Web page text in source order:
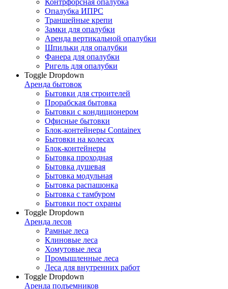
Контрфорсная опалубка
Опалубка ИПРС
Траншейные крепи
Замки для опалубки
Аренда вертикальной опалубки
Шпильки для опалубки
Фанера для опалубки
Ригель для опалубки
Toggle Dropdown
Аренда бытовок
Бытовки для строителей
Прорабская бытовка
Бытовки с кондиционером
Офисные бытовки
Блок-контейнеры Containex
Бытовки на колесах
Блок-контейнеры
Бытовка проходная
Бытовка душевая
Бытовка модульная
Бытовка распашонка
Бытовка с тамбуром
Бытовки пост охраны
Toggle Dropdown
Аренда лесов
Рамные леса
Клиновые леса
Хомутовые леса
Промышленные леса
Леса для внутренних работ
Toggle Dropdown
Аренда подъемников